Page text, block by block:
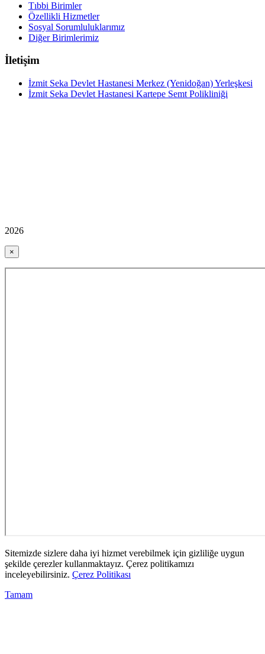
Tıbbi Birimler
Özellikli Hizmetler
Sosyal Sorumluluklarımız
Diğer Birimlerimiz
İletişim
İzmit Seka Devlet Hastanesi Merkez (Yenidoğan) Yerleşkesi
İzmit Seka Devlet Hastanesi Kartepe Semt Polikliniği
2026
×
Sitemizde sizlere daha iyi hizmet verebilmek için gizliliğe uygun
şekilde çerezler kullanmaktayız. Çerez politikamızı
inceleyebilirsiniz. Çerez Politikası
Tamam